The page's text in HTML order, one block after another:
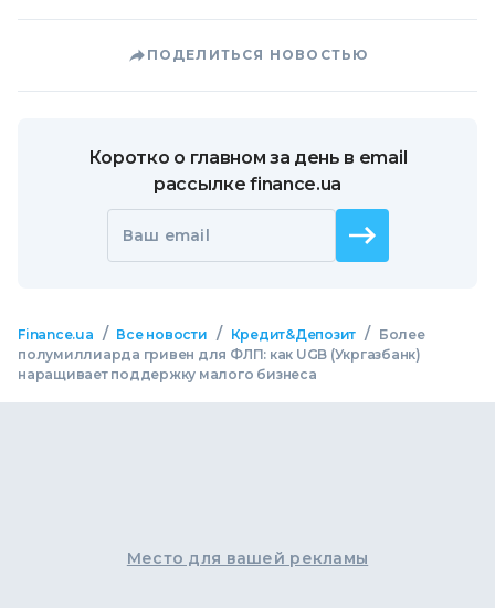
ПОДЕЛИТЬСЯ НОВОСТЬЮ
Коротко о главном за день в email
рассылке finance.ua
Ваш email
Finance.ua / Все новости / Кредит&Депозит /
Более
полумиллиарда гривен для ФЛП: как UGB (Укргазбанк)
наращивает поддержку малого бизнеса
Место для вашей рекламы